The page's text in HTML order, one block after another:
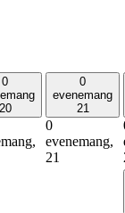
0
20
0
evenemang
21
0
evenemang,
21